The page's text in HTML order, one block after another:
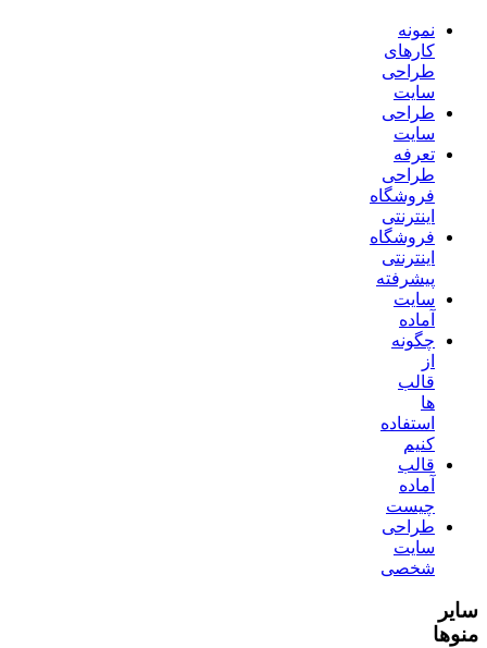
نمونه
کارهای
طراحی
سایت
طراحی
سایت
تعرفه
طراحی
فروشگاه
اینترنتی
فروشگاه
اینترنتی
پیشرفته
سایت
آماده
چگونه
از
قالب
ها
استفاده
کنیم
قالب
آماده
چیست
طراحی
سایت
شخصی
سایر
منوها